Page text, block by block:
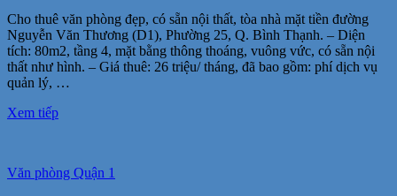
Cho thuê văn phòng đẹp, có sẵn nội thất, tòa nhà mặt tiền đường
Nguyễn Văn Thương (D1), Phường 25, Q. Bình Thạnh. – Diện
tích: 80m2, tầng 4, mặt bằng thông thoáng, vuông vức, có sẵn nội
thất như hình. – Giá thuê: 26 triệu/ tháng, đã bao gồm: phí dịch vụ
quản lý, …
Xem tiếp
Văn phòng Quận 1